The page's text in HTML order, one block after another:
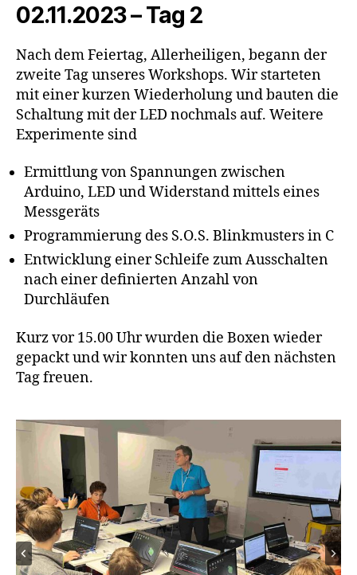
02.11.2023 – Tag 2
Nach dem Feiertag, Allerheiligen, begann der
zweite Tag unseres Workshops. Wir starteten
mit einer kurzen Wiederholung und bauten die
Schaltung mit der LED nochmals auf. Weitere
Experimente sind
Ermittlung von Spannungen zwischen
Arduino, LED und Widerstand mittels eines
Messgeräts
Programmierung des S.O.S. Blinkmusters in C
Entwicklung einer Schleife zum Ausschalten
nach einer definierten Anzahl von
Durchläufen
Kurz vor 15.00 Uhr wurden die Boxen wieder
gepackt und wir konnten uns auf den nächsten
Tag freuen.